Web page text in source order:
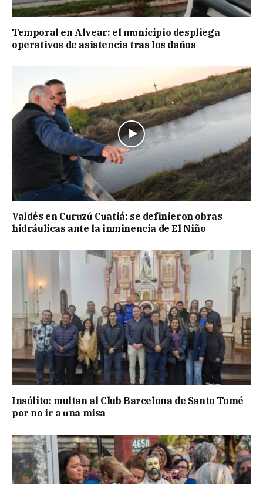
Temporal en Alvear: el municipio despliega
operativos de asistencia tras los daños
Valdés en Curuzú Cuatiá: se definieron obras
hidráulicas ante la inminencia de El Niño
Insólito: multan al Club Barcelona de Santo Tomé
por no ir a una misa